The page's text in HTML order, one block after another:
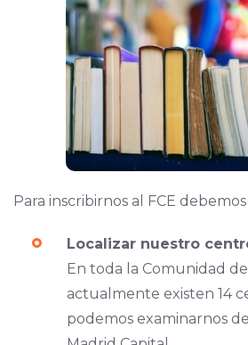
Para inscribirnos al FCE
Localizar nuestro
En toda la Comunidad
actualmente existen 14
podemos examinarnos